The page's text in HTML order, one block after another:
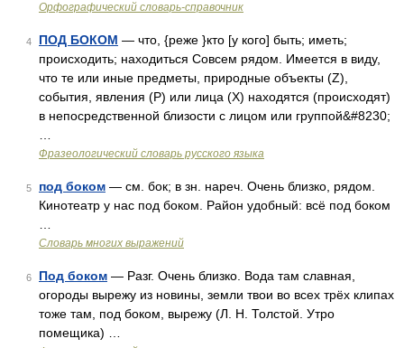
Орфографический словарь-справочник
4 ПОД БОКОМ — что, {реже }кто [у кого] быть; иметь;
происходить; находиться Совсем рядом. Имеется в виду,
что те или иные предметы, природные объекты (Z),
события, явления (Р) или лица (Х) находятся (происходят)
в непосредственной близости с лицом или группой&#8230;
Фразеологический словарь русского языка
5 под боком — см. бок; в зн. нареч. Очень близко, рядом.
Кинотеатр у нас под боком. Район удобный: всё под боком
Словарь многих выражений
6 Под боком — Разг. Очень близко. Вода там славная,
огороды вырежу из новины, земли твои во всех трёх клипах
тоже там, под боком, вырежу (Л. Н. Толстой. Утро
помещика) …